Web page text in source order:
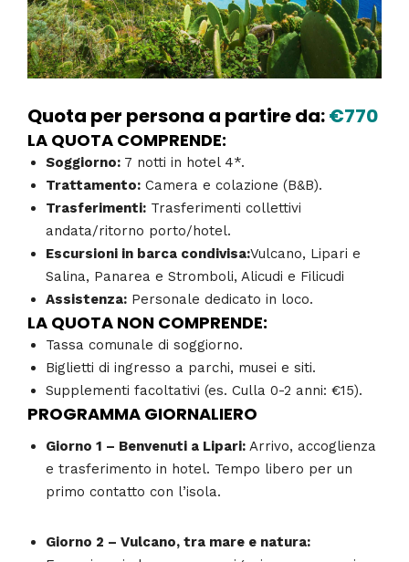
Quota per persona a partire da:€770
LA QUOTA COMPRENDE:
Soggiorno: 7 notti in hotel 4*.
Trattamento: Camera e colazione (B&B).
Trasferimenti: Trasferimenti collettivi
andata/ritorno porto/hotel.
Escursioni in barca condivisa:Vulcano, Lipari e
Salina, Panarea e Stromboli, Alicudi e Filicudi
Assistenza: Personale dedicato in loco.
LA QUOTA NON COMPRENDE:
Tassa comunale di soggiorno.
Biglietti di ingresso a parchi, musei e siti.
Supplementi facoltativi (es. Culla 0-2 anni: €15).
PROGRAMMA GIORNALIERO
Giorno 1 – Benvenuti a Lipari: Arrivo, accoglienza
e trasferimento in hotel. Tempo libero per un
primo contatto con l’isola.
Giorno 2 – Vulcano, tra mare e natura: